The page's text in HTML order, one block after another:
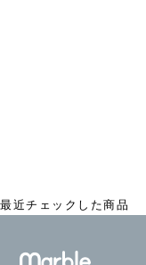
最近チェックした商品